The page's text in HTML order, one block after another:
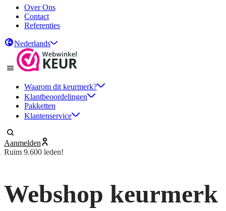
Over Ons
Contact
Referenties
Nederlands
Waarom dit keurmerk?
Klantbeoordelingen
Pakketten
Klantenservice
Aanmelden
Ruim 9.600 leden!
Webshop keurmerk